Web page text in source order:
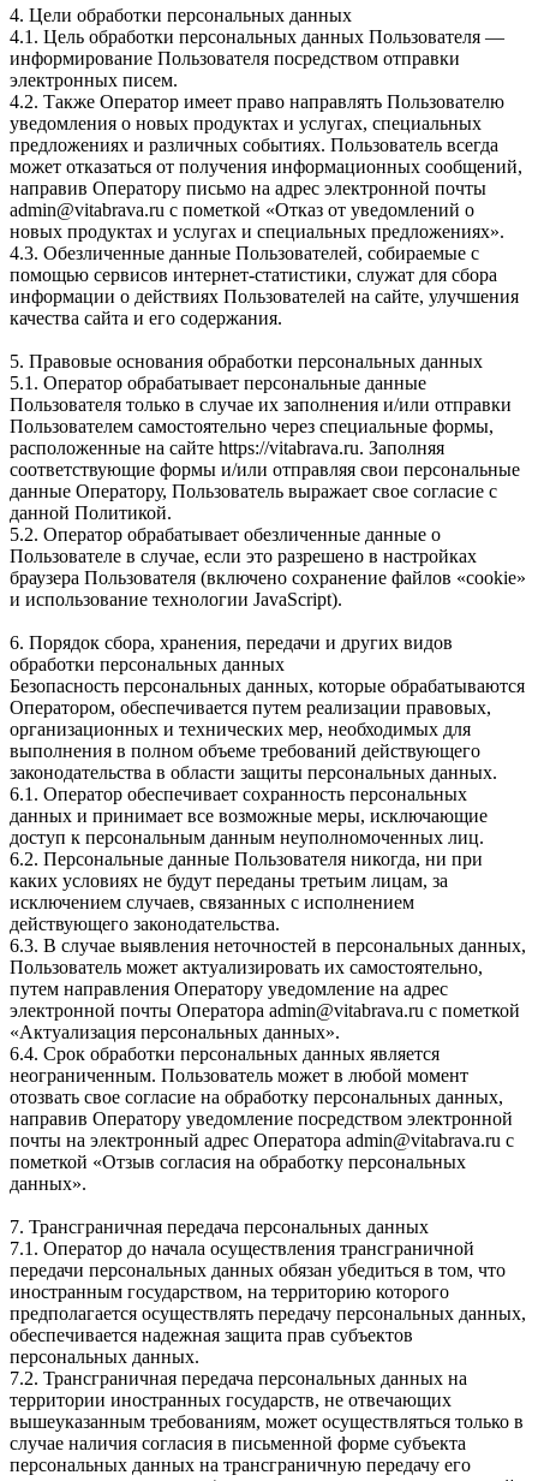
4. Цели обработки персональных данных
4.1. Цель обработки персональных данных Пользователя —
информирование Пользователя посредством отправки
электронных писем.
4.2. Также Оператор имеет право направлять Пользователю
уведомления о новых продуктах и услугах, специальных
предложениях и различных событиях. Пользователь всегда
может отказаться от получения информационных сообщений,
направив Оператору письмо на адрес электронной почты
admin@vitabrava.ru с пометкой «Отказ от уведомлений о
новых продуктах и услугах и специальных предложениях».
4.3. Обезличенные данные Пользователей, собираемые с
помощью сервисов интернет-статистики, служат для сбора
информации о действиях Пользователей на сайте, улучшения
качества сайта и его содержания.
5. Правовые основания обработки персональных данных
5.1. Оператор обрабатывает персональные данные
Пользователя только в случае их заполнения и/или отправки
Пользователем самостоятельно через специальные формы,
расположенные на сайте https://vitabrava.ru. Заполняя
соответствующие формы и/или отправляя свои персональные
данные Оператору, Пользователь выражает свое согласие с
данной Политикой.
5.2. Оператор обрабатывает обезличенные данные о
Пользователе в случае, если это разрешено в настройках
браузера Пользователя (включено сохранение файлов «cookie»
и использование технологии JavaScript).
6. Порядок сбора, хранения, передачи и других видов
обработки персональных данных
Безопасность персональных данных, которые обрабатываются
Оператором, обеспечивается путем реализации правовых,
организационных и технических мер, необходимых для
выполнения в полном объеме требований действующего
законодательства в области защиты персональных данных.
6.1. Оператор обеспечивает сохранность персональных
данных и принимает все возможные меры, исключающие
доступ к персональным данным неуполномоченных лиц.
6.2. Персональные данные Пользователя никогда, ни при
каких условиях не будут переданы третьим лицам, за
исключением случаев, связанных с исполнением
действующего законодательства.
6.3. В случае выявления неточностей в персональных данных,
Пользователь может актуализировать их самостоятельно,
путем направления Оператору уведомление на адрес
электронной почты Оператора admin@vitabrava.ru с пометкой
«Актуализация персональных данных».
6.4. Срок обработки персональных данных является
неограниченным. Пользователь может в любой момент
отозвать свое согласие на обработку персональных данных,
направив Оператору уведомление посредством электронной
почты на электронный адрес Оператора admin@vitabrava.ru с
пометкой «Отзыв согласия на обработку персональных
данных».
7. Трансграничная передача персональных данных
7.1. Оператор до начала осуществления трансграничной
передачи персональных данных обязан убедиться в том, что
иностранным государством, на территорию которого
предполагается осуществлять передачу персональных данных,
обеспечивается надежная защита прав субъектов
персональных данных.
7.2. Трансграничная передача персональных данных на
территории иностранных государств, не отвечающих
вышеуказанным требованиям, может осуществляться только в
случае наличия согласия в письменной форме субъекта
персональных данных на трансграничную передачу его